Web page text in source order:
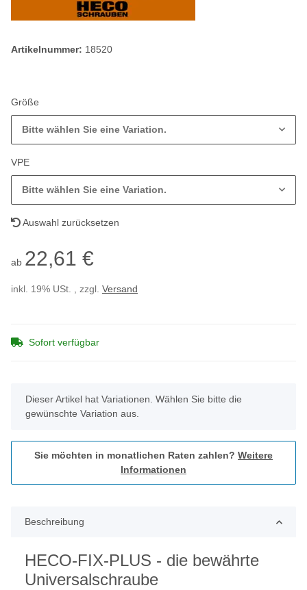
Artikelnummer: 18520
Größe
Bitte wählen Sie eine Variation.
VPE
Bitte wählen Sie eine Variation.
Auswahl zurücksetzen
ab 22,61 €
inkl. 19% USt. , zzgl. Versand
Sofort verfügbar
x
Dieser Artikel hat Variationen. Wählen Sie bitte die
gewünschte Variation aus.
Sie möchten in monatlichen Raten zahlen? Weitere
Informationen
Beschreibung
HECO-FIX-PLUS - die bewährte
Universalschraube